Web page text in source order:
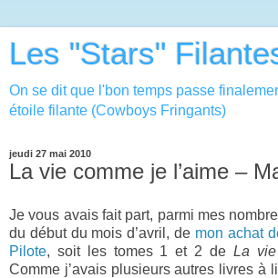
Les "Stars"
On se dit que l'bon temps passe
étoile filante (Cowboys Fringants)
jeudi 27 mai 2010
La vie comme je l’aime –
Je vous avais fait part, parmi mes
du début du mois d’avril, de mon achat
Pilote, soit les tomes 1 et 2 de La vie
Comme j’avais plusieurs autres livres à